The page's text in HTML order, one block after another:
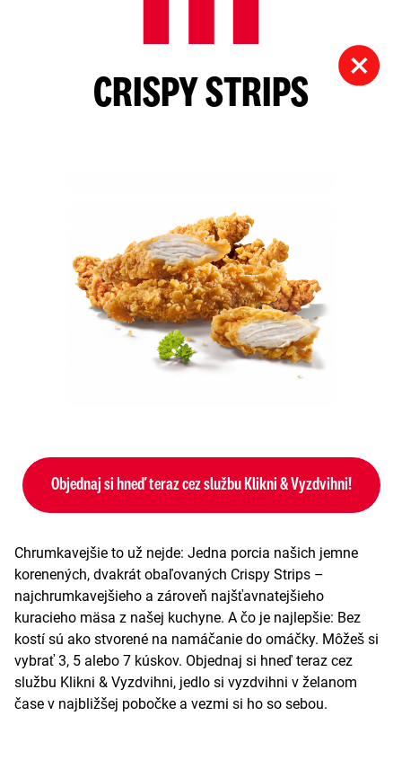
CRISPY STRIPS
Objednaj si hneď teraz cez službu Klikni & Vyzdvihni!
Chrumkavejšie to už nejde: Jedna porcia našich jemne
korenených, dvakrát obaľovaných Crispy Strips –
najchrumkavejšieho a zároveň najšťavnatejšieho
kuracieho mäsa z našej kuchyne. A čo je najlepšie: Bez
kostí sú ako stvorené na namáčanie do omáčky. Môžeš si
vybrať 3, 5 alebo 7 kúskov. Objednaj si hneď teraz cez
službu Klikni & Vyzdvihni, jedlo si vyzdvihni v želanom
čase v najbližšej pobočke a vezmi si ho so sebou.